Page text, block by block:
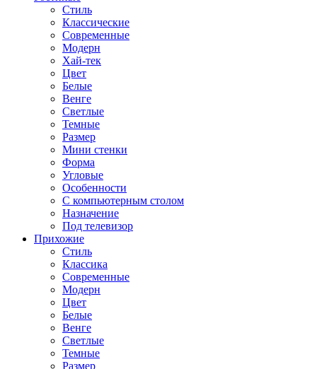
Стиль
Классические
Современные
Модерн
Хай-тек
Цвет
Белые
Венге
Светлые
Темные
Размер
Мини стенки
Форма
Угловые
Особенности
С компьютерным столом
Назначение
Под телевизор
Прихожие
Стиль
Классика
Современные
Модерн
Цвет
Белые
Венге
Светлые
Темные
Размер